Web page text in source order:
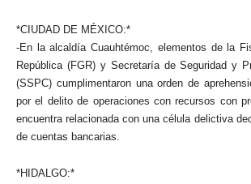
*CIUDAD DE MÉXICO:*
-En la alcaldía Cuauhtémoc, elementos de la
República (FGR) y Secretaría de Seguridad y
(SSPC) cumplimentaron una orden de
por el delito de operaciones con recursos con
encuentra relacionada con una célula delictiva
de cuentas bancarias.
*HIDALGO:*